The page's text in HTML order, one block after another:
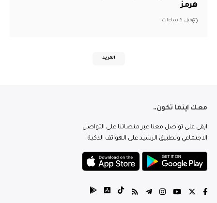
هرمز
قبل 5 ساعات
المزيد
معك اينما تكون..
ابقى على تواصل معنا عبر منصاتنا على التواصل
الاجتماعي وتطبيق الرشيد على الهواتف الذكية.